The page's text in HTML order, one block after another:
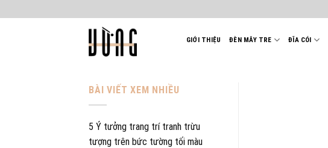
qua
GIỚI THIỆU ĐÈN MÂY TRE ĐĨA CÓI
BÀI VIẾT XEM NHIỀU
5 Ý tưởng trang trí tranh trừu
tượng trên bức tường tối màu